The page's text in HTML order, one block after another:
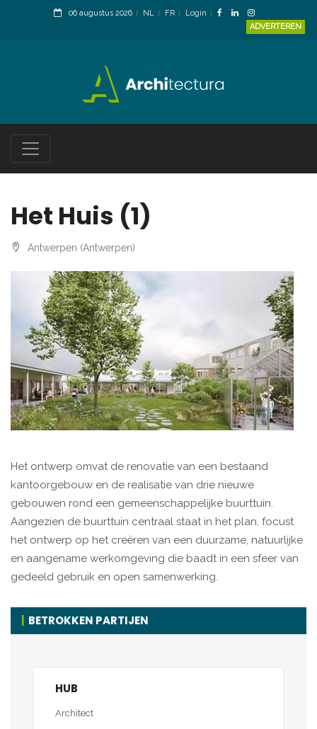
06 augustus 2026 NL FR
Login
ADVERTEREN
Het Huis (1)
Antwerpen (Antwerpen)
Het ontwerp omvat de renovatie van een bestaand
kantoorgebouw en de realisatie van drie nieuwe
gebouwen rond een gemeenschappelijke buurttuin.
Aangezien de buurttuin centraal staat in het plan, focust
het ontwerp op het creëren van een duurzame, natuurlijke
en aangename werkomgeving die baadt in een sfeer van
gedeeld gebruik en open samenwerking.
BETROKKEN PARTIJEN
HUB
Architect